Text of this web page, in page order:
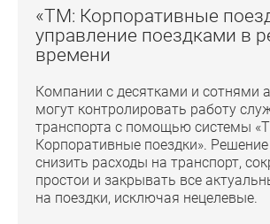
«ТМ: Корпоративные
управление поездками в
времени
Компании с десятками и сотнями
могут контролировать работу
транспорта с помощью системы
Корпоративные поездки».
снизить расходы на транспорт,
простои и закрывать все
на поездки, исключая нецелевые.